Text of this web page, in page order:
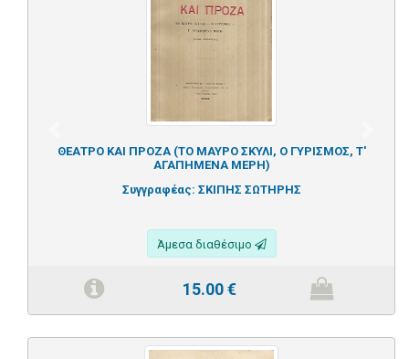
ΘΕΑΤΡΟ ΚΑΙ ΠΡΟΖΑ (ΤΟ ΜΑΥΡΟ ΣΚΥΛΙ, Ο ΓΥΡΙΣΜΟΣ, Τ'
ΑΓΑΠΗΜΕΝΑ ΜΕΡΗ)
Συγγραφέας: ΣΚΙΠΗΣ ΣΩΤΗΡΗΣ
Άμεσα διαθέσιμο
15.00€